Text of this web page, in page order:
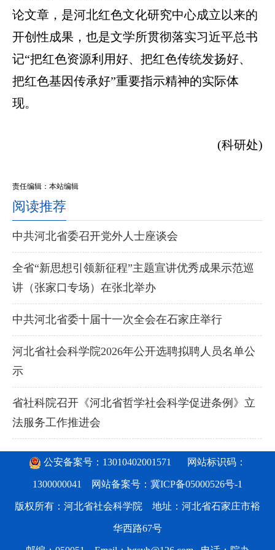
论文章，是河北红色文化研究中心成立以来的
开创性成果，也是文学所贯彻落实习近平总书
记“把红色资源利用好、把红色传统发扬好、
把红色基因传承好”重要指示精神的实际体
现。
(科研处)
责任编辑：本站编辑
阅读推荐
中共河北省委召开党外人士座谈会
全省“新思想引领新征程”主题宣讲优秀成果示范巡
讲（张家口专场）在张北举办
中共河北省委十届十一次全会在石家庄举行
河北省社会科学院2026年公开选聘拟聘人员名单公
示
省社科院召开《河北省哲学社会科学促进条例》立
法服务工作推进会
公安备案号：13010402001571 网站标识码：
1300000041 网站备案号： 冀ICP备05000526号-1
版权所有：河北省社会科学院 地址：河北省石家庄市裕
华西路67号